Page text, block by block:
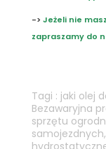
-> Jeżeli nie
zapraszamy do
Tagi : jaki olej
Bezawaryjna
sprzętu
samojezdnych,